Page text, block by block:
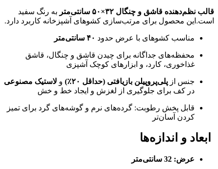
قالب نظم‌دهنده قاشق و چنگال ۳۲×۵۰ سانتی‌متر
به رنگ سفید
است.این محصول برای مرتب‌سازی کشوهای آشپزخانه کاربرد دارد.
مناسب کشوهای با عرض حدود ۴۰ سانتی‌متر
محفظه‌های جداگانه برای چیدن قاشق و چنگال، قاشق
غذاخوری، کارد، و ابزارهای کوچک آشپزی
جنس از پلی‌پروپیلن بازیافتی (حداقل ۲۰٪) و لاستیک مصنوعی
در کف برای جلوگیری از لغزش و ایجاد خط و خش
قابل پخش رطوبت: گرده‌های نرم و گوشه‌های گرد برای تمیز
کردن آسان‌تر
ابعاد و اندازه‌ها
عرض: 32 سانتی‌متر